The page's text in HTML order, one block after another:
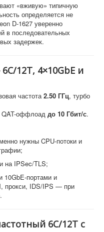
«вживую» типичную
определяется не
D-1627 уверенно
в последовательных
задержек.
12T, 4×10GbE и
частота2.50 ГГц, турбо
QAT-оффлоад до 10 Гбит/с.
нужны CPU-потоки и
на IPSec/TLS;
10GbE-портами и
прокси, IDS/IPS — при
6C/12T с